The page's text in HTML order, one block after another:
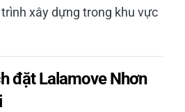
xây dựng trong khu vực
đặt Lalamove Nhơn